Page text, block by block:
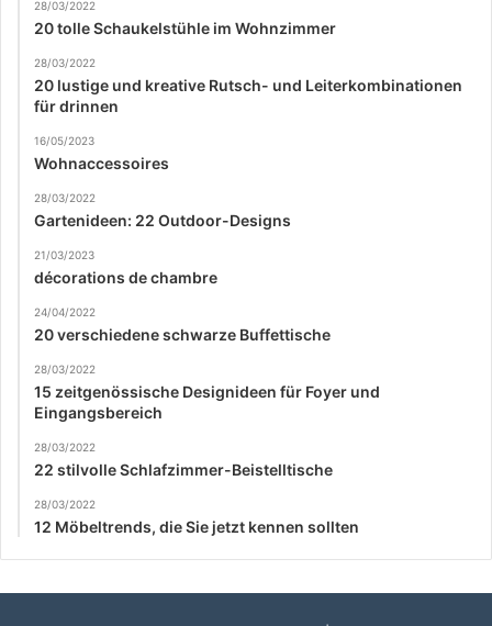
28/03/2022
20 tolle Schaukelstühle im Wohnzimmer
28/03/2022
20 lustige und kreative Rutsch- und Leiterkombinationen
für drinnen
16/05/2023
Wohnaccessoires
28/03/2022
Gartenideen: 22 Outdoor-Designs
21/03/2023
décorations de chambre
24/04/2022
20 verschiedene schwarze Buffettische
28/03/2022
15 zeitgenössische Designideen für Foyer und
Eingangsbereich
28/03/2022
22 stilvolle Schlafzimmer-Beistelltische
28/03/2022
12 Möbeltrends, die Sie jetzt kennen sollten